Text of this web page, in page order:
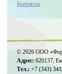
Контакты
© 2026 ООО
Адрес:620137,
Тел.: +7 (343)